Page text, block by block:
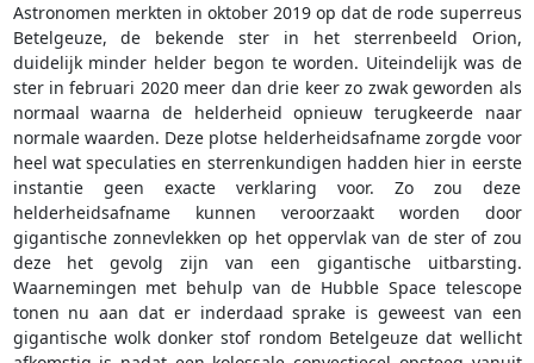
Astronomen merkten in oktober 2019 op dat de rode superreus
Betelgeuze, de bekende ster in het sterrenbeeld Orion,
duidelijk minder helder begon te worden. Uiteindelijk was de
ster in februari 2020 meer dan drie keer zo zwak geworden als
normaal waarna de helderheid opnieuw terugkeerde naar
normale waarden. Deze plotse helderheidsafname zorgde voor
heel wat speculaties en sterrenkundigen hadden hier in eerste
instantie geen exacte verklaring voor. Zo zou deze
helderheidsafname kunnen veroorzaakt worden door
gigantische zonnevlekken op het oppervlak van de ster of zou
deze het gevolg zijn van een gigantische uitbarsting.
Waarnemingen met behulp van de Hubble Space telescope
tonen nu aan dat er inderdaad sprake is geweest van een
gigantische wolk donker stof rondom Betelgeuze dat wellicht